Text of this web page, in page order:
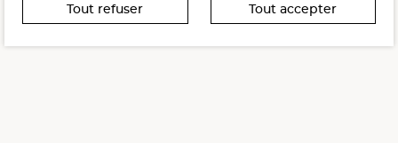
Tout refuser Tout accepter